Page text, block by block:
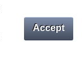
Accept